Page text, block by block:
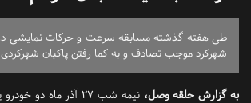
طی هفته گذشته مسابقه سرعت و حرکات نمایشی در
شهرکرد موجب تصادف و به کما رفتن پاکبان
به گزارش حلقه وصل،
نیمه شب ۲۷ آذر ماه دو